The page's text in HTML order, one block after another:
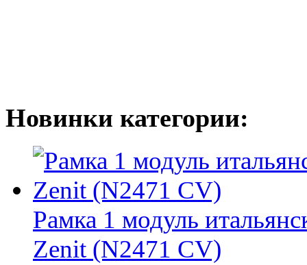
Новинки категории:
Рамка 1 модуль
Zenit (N2471 CV)